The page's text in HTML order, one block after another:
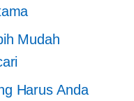
Mudah
Harus Anda